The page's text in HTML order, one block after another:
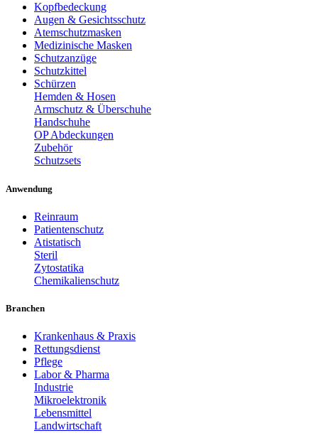
Kopfbedeckung
Augen & Gesichtsschutz
Atemschutzmasken
Medizinische Masken
Schutzanzüge
Schutzkittel
Schürzen
Hemden & Hosen
Armschutz & Überschuhe
Handschuhe
OP Abdeckungen
Zubehör
Schutzsets
Anwendung
Reinraum
Patientenschutz
Atistatisch
Steril
Zytostatika
Chemikalienschutz
Branchen
Krankenhaus & Praxis
Rettungsdienst
Pflege
Labor & Pharma
Industrie
Mikroelektronik
Lebensmittel
Landwirtschaft